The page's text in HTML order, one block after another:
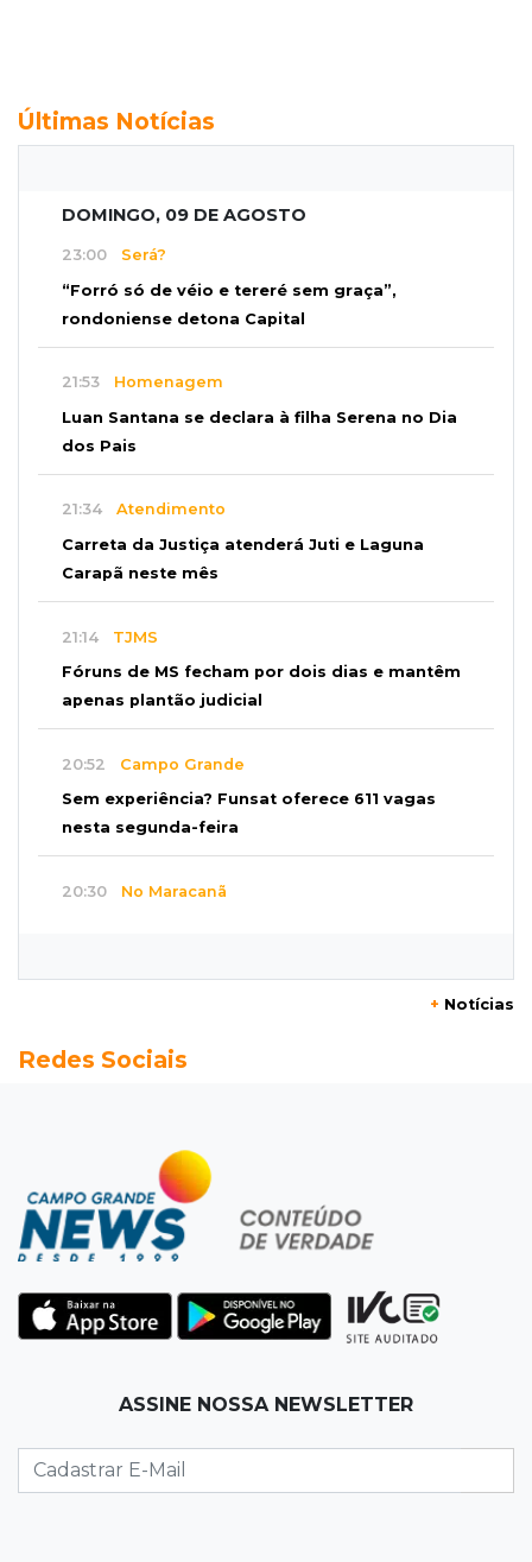
Últimas Notícias
DOMINGO, 09 DE AGOSTO
23:00 Será?
“Forró só de véio e tereré sem graça”,
rondoniense detona Capital
21:53 Homenagem
Luan Santana se declara à filha Serena no Dia
dos Pais
21:34 Atendimento
Carreta da Justiça atenderá Juti e Laguna
Carapã neste mês
21:14 TJMS
Fóruns de MS fecham por dois dias e mantêm
apenas plantão judicial
20:52 Campo Grande
Sem experiência? Funsat oferece 611 vagas
nesta segunda-feira
20:30 No Maracanã
Seleções em MS têm salários de até R$ 8,2 mil;
Jardim Itatiaia
Vigia é amarrado durante roubo de carro e
dois caminhões em pátio
Corinthians vence Bragantino por 2 a 0 e sobe
para 7º no Brasileirão
Na Vila Belmiro
lugar no Brasileirão
+ Notícias
Redes Sociais
ASSINE NOSSA NEWSLETTER